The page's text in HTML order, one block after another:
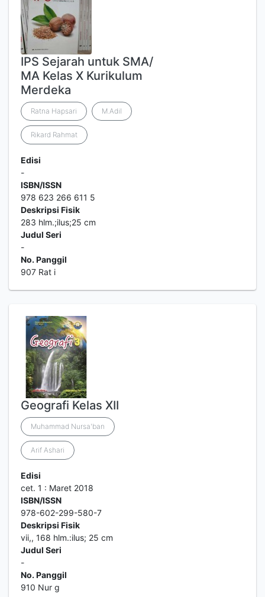
IPS Sejarah untuk SMA/
MA Kelas X Kurikulum
Merdeka
Ratna Hapsari M.Adil
Rikard Rahmat
Edisi
-
ISBN/ISSN
978 623 266 611 5
Deskripsi Fisik
283 hlm.;ilus;25 cm
Judul Seri
-
No. Panggil
907 Rat i
Geografi Kelas XII
Muhammad Nursa'ban
Arif Ashari
Edisi
cet. 1 : Maret 2018
ISBN/ISSN
978-602-299-580-7
Deskripsi Fisik
vii,, 168 hlm.:ilus; 25 cm
Judul Seri
-
No. Panggil
910 Nur g